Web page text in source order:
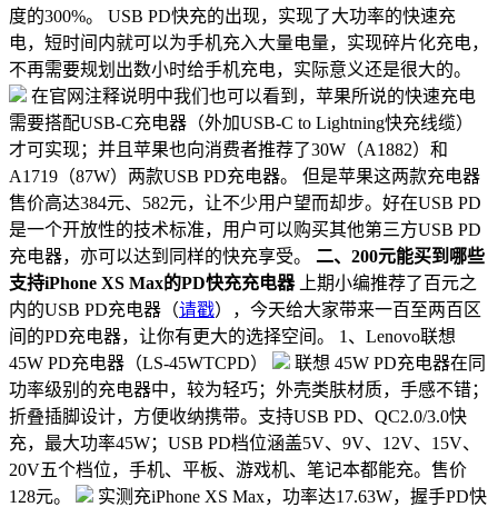
度的300%。 USB PD快充的出现，实现了大功率的快速充
电，短时间内就可以为手机充入大量电量，实现碎片化充电，
不再需要规划出数小时给手机充电，实际意义还是很大的。
在官网注释说明中我们也可以看到，苹果所说的快速充电
需要搭配USB-C充电器（外加USB-C to Lightning快充线缆）
才可实现；并且苹果也向消费者推荐了30W（A1882）和
A1719（87W）两款USB PD充电器。 但是苹果这两款充电器
售价高达384元、582元，让不少用户望而却步。好在USB PD
是一个开放性的技术标准，用户可以购买其他第三方USB PD
充电器，亦可以达到同样的快充享受。 二、200元能买到哪些
支持iPhone XS Max的PD快充充电器上期小编推荐了百元之
内的USB PD充电器（请戳），今天给大家带来一百至两百区
间的PD充电器，让你有更大的选择空间。 1、Lenovo联想
45W PD充电器（LS-45WTCPD）
联想 45W PD充电器在同
功率级别的充电器中，较为轻巧；外壳类肤材质，手感不错；
折叠插脚设计，方便收纳携带。支持USB PD、QC2.0/3.0快
充，最大功率45W；USB PD档位涵盖5V、9V、12V、15V、
20V五个档位，手机、平板、游戏机、笔记本都能充。售价
128元。
实测充iPhone XS Max，功率达17.63W，握手PD快